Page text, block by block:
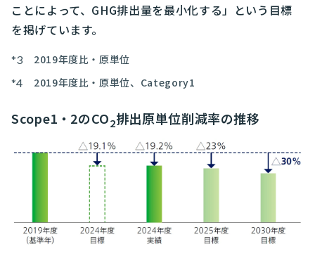
ことによって、GHG排出量を最小化する」という目標
を掲げています。
2019年度比・原単位
2019年度比・原単位、Category1
Scope1・2のCO2排出原単位削減率の推移